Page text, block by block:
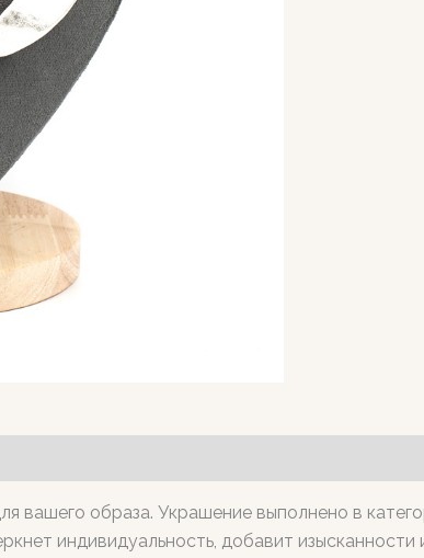
вашего образа. Украшение выполнено в
индивидуальность, добавит